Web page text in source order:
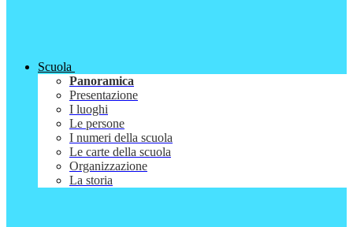
Scuola
Panoramica
Presentazione
I luoghi
Le persone
I numeri della scuola
Le carte della scuola
Organizzazione
La storia